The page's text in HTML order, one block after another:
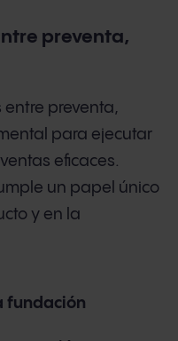
preventa,
entre preventa,
para ejecutar
eficaces.
un papel único
y en la
fundación